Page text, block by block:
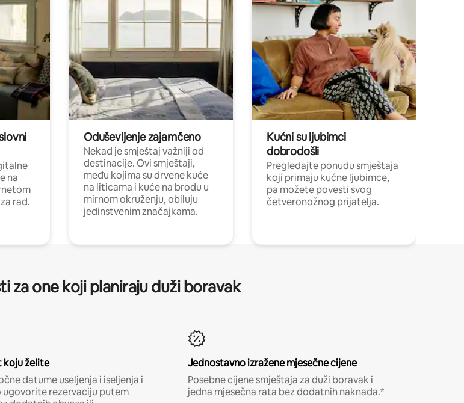
na
rad.
Oduševljenje zajamčeno
Nekad je smještaj važniji od
destinacije. Ovi smještaji,
među kojima su drvene kuće
na liticama i kuće na brodu u
mirnom okruženju, obiluju
jedinstvenim značajkama.
Kućni su ljubimci
dobrodošli
Pregledajte ponudu smještaja
koji primaju kućne ljubimce,
pa možete povesti svog
četveronožnog prijatelja.
za one koji planiraju duži boravak
koju želite
datume useljenja i iseljenja i
ugovorite rezervaciju putem
Jednostavno izražene mjesečne cijene
Posebne cijene smještaja za duži boravak i
jedna mjesečna rata bez dodatnih naknada.*